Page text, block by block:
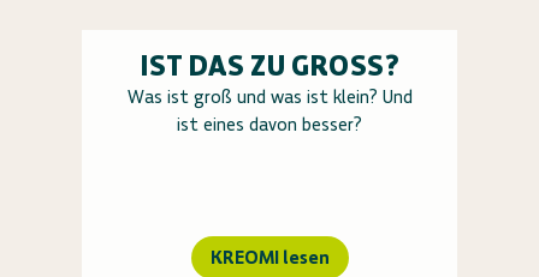
IST DAS ZU GROSS?
Was ist groß und was ist klein? Und
ist eines davon besser?
KREOMI lesen